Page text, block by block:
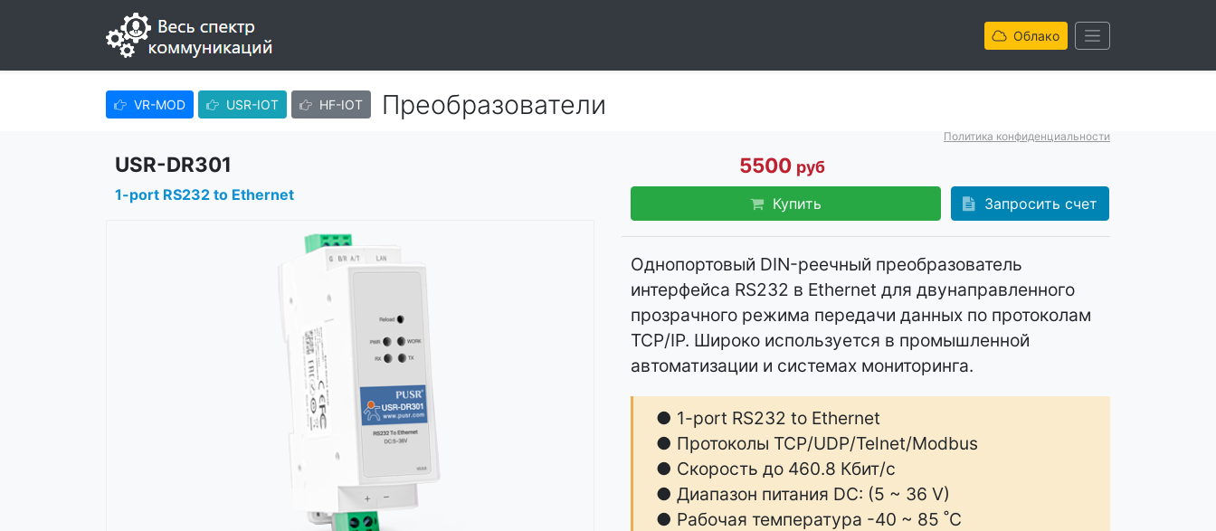
Облако
VR-MOD USR-IOT HF-IOT Преобразователи
Политика конфиденциальности
USR-DR301
1-port RS232 to Ethernet
5500 руб
Купить Запросить счет
Однопортовый DIN-реечный преобразователь
интерфейса RS232 в Ethernet для двунаправленного
прозрачного режима передачи данных по протоколам
TCP/IP. Широко используется в промышленной
автоматизации и системах мониторинга.
● 1-port RS232 to Ethernet
● Протоколы TCP/UDP/Telnet/Modbus
● Скорость до 460.8 Кбит/с
● Диапазон питания DC: (5 ~ 36 V)
● Рабочая температура -40 ~ 85 ˚C